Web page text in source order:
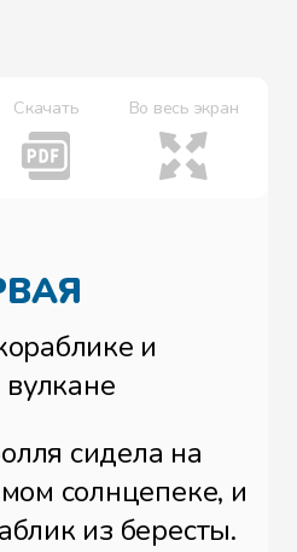
Скачать Во весь экран
и
сидела на
солнцепеке, и
из бересты.